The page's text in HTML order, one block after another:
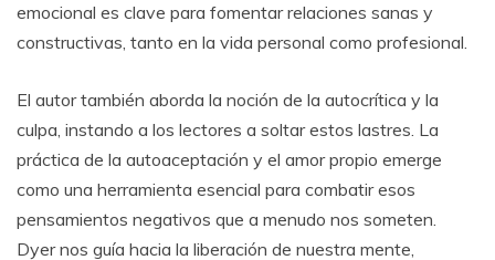
emocional es clave para fomentar relaciones sanas y
constructivas, tanto en la vida personal como profesional.
El autor también aborda la noción de la autocrítica y la
culpa, instando a los lectores a soltar estos lastres. La
práctica de la autoaceptación y el amor propio emerge
como una herramienta esencial para combatir esos
pensamientos negativos que a menudo nos someten.
Dyer nos guía hacia la liberación de nuestra mente,